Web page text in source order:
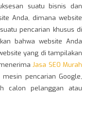
suatu bisnis dan
Anda, dimana website
pencarian khusus di
bahwa website Anda
yang di tampilakan
Jasa SEO Murah
pencarian Google,
calon pelanggan atau